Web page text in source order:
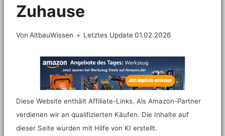
Zuhause
Von AltbauWissen Letztes Update 01.02.2026
Diese Website enthält Affiliate-Links. Als Amazon-Partner
verdienen wir an qualifizierten Käufen. Die Inhalte auf
dieser Seite wurden mit Hilfe von KI erstellt.